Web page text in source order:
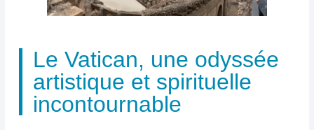
Le Vatican, une odyssée
artistique et spirituelle
incontournable